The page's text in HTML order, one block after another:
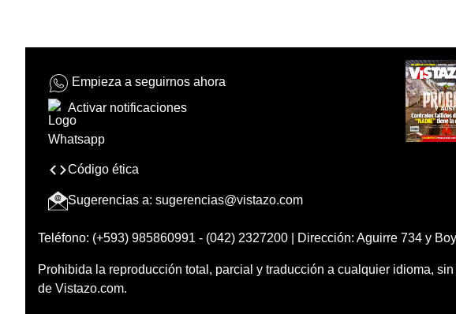
Empieza a seguirnos ahora
Activar notificaciones
Código ética
Sugerencias a: sugerencias@vistazo.com
Teléfono: (+593) 985860991 - (042) 2327200 | Dirección: Aguirre 734 y
Prohibida la reproducción total, parcial y traducción a cualquier idioma,
de Vistazo.com.